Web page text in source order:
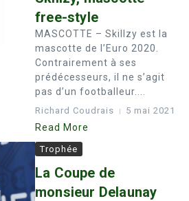
free-style
MASCOTTE – Skillzy est la
mascotte de l’Euro 2020.
Contrairement à ses
prédécesseurs, il ne s’agit
pas d’un footballeur....
Richard Coudrais 5 mai 2021
Read More
Trophée
La Coupe de
monsieur Delaunay